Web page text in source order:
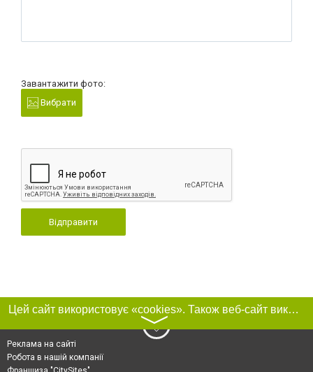
Завантажити фото:
Вибрати
Відправити
Цей сайт використовує «cookies». Також веб-сайт використовує інтернет-сервіс для збору технічних даних стосовно відвідувачів з метою отримання маркетингової та статистичної інформації. Умови обробки даних відвідувачів сайту див.
〉
Реклама на сайті
Робота в нашій компанії